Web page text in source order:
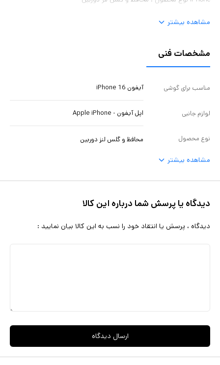
مشاهده بیشتر
مشخصات فنی
مناسب برای گوشی آیفون iPhone 16
لوازم جانبی اپل آیفون - Apple iPhone
نوع محصول محافظ و گلس لنز دوربین
مشاهده بیشتر
دیدگاه یا پرسش شما درباره این کالا
دیدگاه ، پرسش یا انتقاد خود را نسب به این کالا بیان نمایید :
ارسال دیدگاه